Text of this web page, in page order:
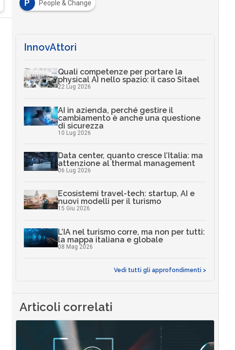
P People & Change
InnovAttori
Quali competenze per portare la
physical AI nello spazio: il caso Sitael
22 Lug 2026
AI in azienda, perché gestire il
cambiamento è anche una questione
di sicurezza
10 Lug 2026
Data center, quanto cresce l’Italia: ma
attenzione al thermal management
06 Lug 2026
Ecosistemi travel-tech: startup, AI e
nuovi modelli per il turismo
15 Giu 2026
L’IA nel turismo corre, ma non per tutti:
la mappa italiana e globale
08 Mag 2026
Vedi tutti gli approfondimenti >
Articoli correlati